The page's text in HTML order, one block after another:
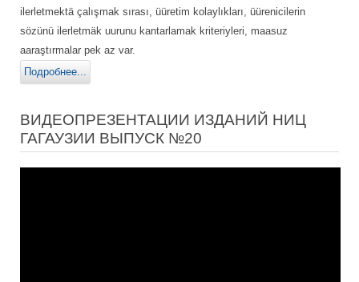
ilerletmektä çalışmak sırası, üüretim kolaylıkları, üürenicilerin
sözünü ilerletmäk uurunu kantarlamak kriteriyleri, maasuz
aaraştırmalar pek az var.
Подробнее...
ВИДЕОПРЕЗЕНТАЦИИ ИЗДАНИЙ НИЦ
ГАГАУЗИИ ВЫПУСК №20